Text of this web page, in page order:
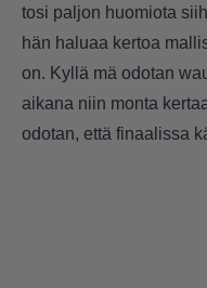
tosi paljon huomiota
hän haluaa kertoa
on. Kyllä mä odotan
aikana niin monta
odotan, että finaalissa